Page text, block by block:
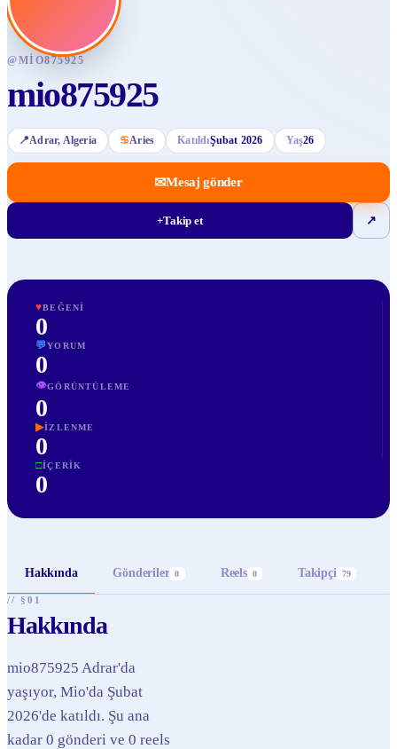
@MIO875925
mio875925
📍Adrar, Algeria ♋Aries KatıldıŞubat 2026 Yaş26
✉Mesaj gönder
+Takip et ↗
♥BEĞENI
0
💬YORUM
0
👁GÖRÜNTÜLEME
0
▶İZLENME
0
□İÇERIK
0
Hakkında Gönderiler 0 Reels 0 Takipçi 79
// §01
Hakkında
mio875925 Adrar'da
yaşıyor, Mio'da Şubat
2026'de katıldı. Şu ana
kadar 0 gönderi ve 0 reels